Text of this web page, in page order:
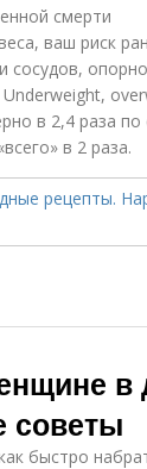
смерти
ваш риск
сосудов,
в 2,4 раза
в 2 раза.
советы
быстро